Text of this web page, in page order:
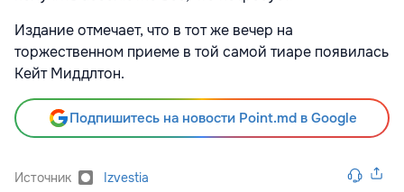
Издание отмечает, что в тот же вечер на
торжественном приеме в той самой тиаре появилась
Кейт Миддлтон.
Подпишитесь на новости Point.md в Google
Источник Izvestia